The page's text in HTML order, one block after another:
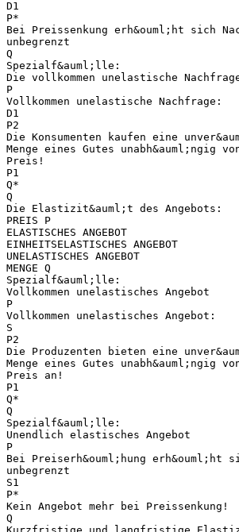
D1
P*
Bei Preissenkung erh&ouml;ht sich
unbegrenzt
Q
Spezialf&auml;lle:
Die vollkommen unelastische
P
Vollkommen unelastische Nachfrage:
D1
P2
Die Konsumenten kaufen eine
Menge eines Gutes unabh&auml;ngig
Preis!
P1
Q*
Q
Die Elastizit&auml;t des Angebots:
PREIS P
ELASTISCHES ANGEBOT
EINHEITSELASTISCHES ANGEBOT
UNELASTISCHES ANGEBOT
MENGE Q
Spezialf&auml;lle:
Vollkommen unelastisches Angebot
P
Vollkommen unelastisches Angebot:
S
P2
Die Produzenten bieten eine
Menge eines Gutes unabh&auml;ngig
Preis an!
P1
Q*
Q
Spezialf&auml;lle:
Unendlich elastisches Angebot
P
Bei Preiserh&ouml;hung erh&ouml;ht
unbegrenzt
S1
P*
Kein Angebot mehr bei Preissenkung!
Q